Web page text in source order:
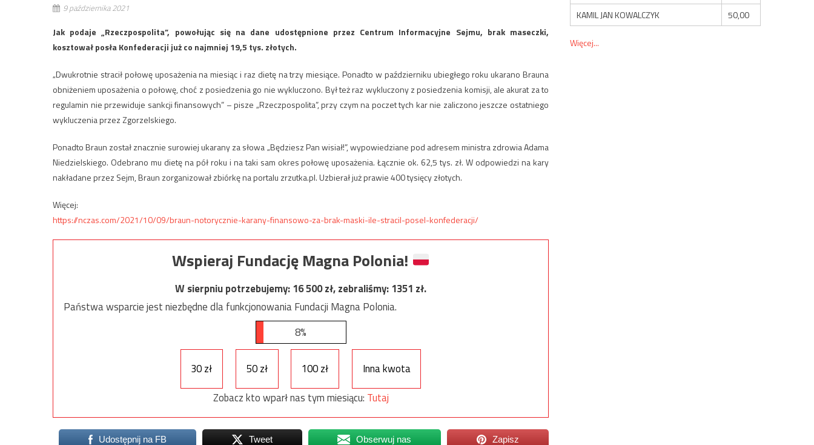
9 października 2021
Jak podaje „Rzeczpospolita”, powołując się na dane udostępnione przez Centrum Informacyjne Sejmu, brak maseczki,
kosztował posła Konfederacji już co najmniej 19,5 tys. złotych.
„Dwukrotnie stracił połowę uposażenia na miesiąc i raz dietę na trzy miesiące. Ponadto w październiku ubiegłego roku ukarano Brauna
obniżeniem uposażenia o połowę, choć z posiedzenia go nie wykluczono. Był też raz wykluczony z posiedzenia komisji, ale akurat za to
regulamin nie przewiduje sankcji finansowych” – pisze „Rzeczpospolita”, przy czym na poczet tych kar nie zaliczono jeszcze ostatniego
wykluczenia przez Zgorzelskiego.
Ponadto Braun został znacznie surowiej ukarany za słowa „Będziesz Pan wisiał!”, wypowiedziane pod adresem ministra zdrowia Adama
Niedzielskiego. Odebrano mu dietę na pół roku i na taki sam okres połowę uposażenia. Łącznie ok. 62,5 tys. zł. W odpowiedzi na kary
nakładane przez Sejm, Braun zorganizował zbiórkę na portalu zrzutka.pl. Uzbierał już prawie 400 tysięcy złotych.
Więcej:
https://nczas.com/2021/10/09/braun-notorycznie-karany-finansowo-za-brak-maski-ile-stracil-posel-konfederacji/
Wspieraj Fundację Magna Polonia!
W sierpniu potrzebujemy:16 500zł, zebraliśmy:1351 zł.
Państwa wsparcie jest niezbędne dla funkcjonowania Fundacji Magna Polonia.
8%
30 zł 50 zł 100 zł
Inna kwota
Zobacz kto wparł nas tym miesiącu: Tutaj
Udostępnij na FB Tweet Obserwuj nas Zapisz
KAMIL JAN KOWALCZYK
50,00
Więcej...